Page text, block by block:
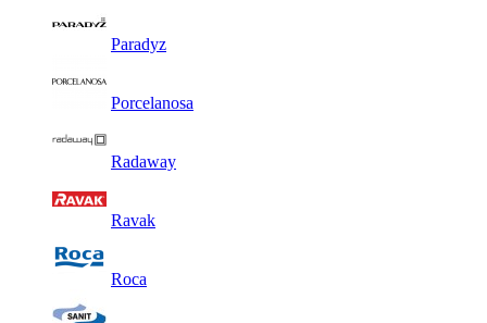
Paradyz
Porcelanosa
Radaway
Ravak
Roca